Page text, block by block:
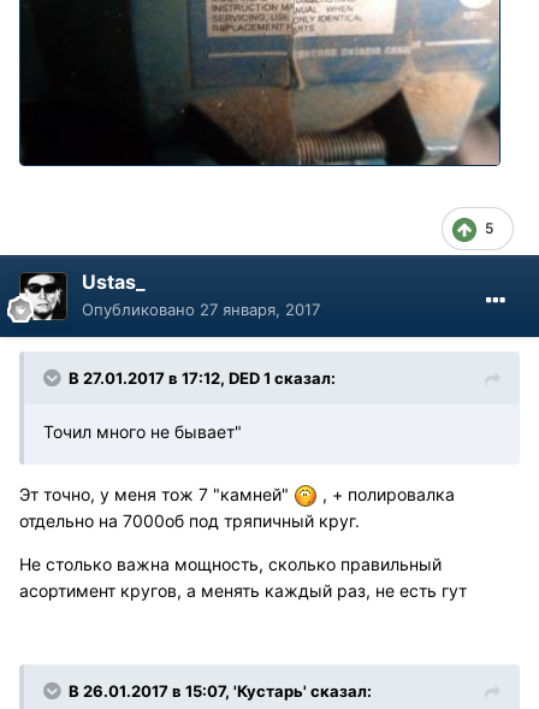
5
Ustas_
Опубликовано 27 января, 2017
В 27.01.2017 в 17:12, DED 1 сказал:
Точил много не бывает"
Эт точно, у меня тож 7 "камней"
, + полировалка
отдельно на 7000об под тряпичный круг.
Не столько важна мощность, сколько правильный
асортимент кругов, а менять каждый раз, не есть гут
В 26.01.2017 в 15:07, 'Кустарь' сказал: